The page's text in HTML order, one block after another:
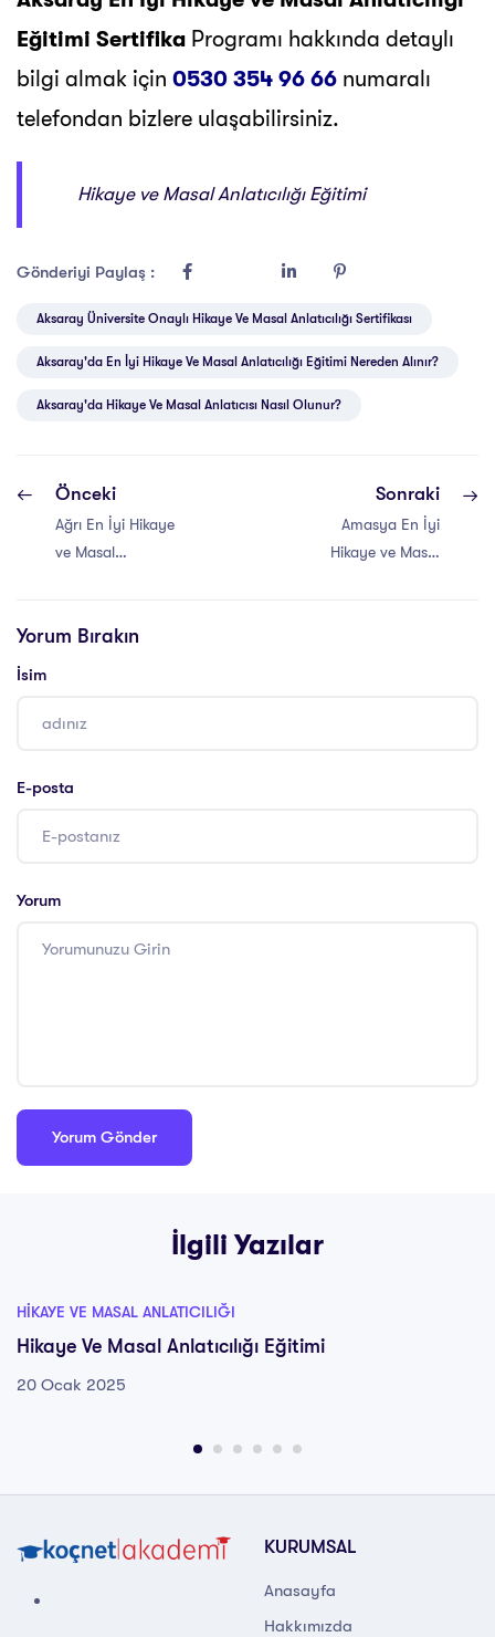
Eğitimi Sertifika Programı hakkında detaylı
bilgi almak için 0530 354 96 66 numaralı
telefondan bizlere ulaşabilirsiniz.
Hikaye ve Masal Anlatıcılığı Eğitimi
Gönderiyi Paylaş :
Aksaray Üniversite Onaylı Hikaye Ve Masal Anlatıcılığı Sertifikası
Aksaray'da En İyi Hikaye Ve Masal Anlatıcılığı Eğitimi Nereden Alınır?
Aksaray'da Hikaye Ve Masal Anlatıcısı Nasıl Olunur?
Önceki
Ağrı En İyi Hikaye
ve Masal
Sonraki
Amasya En İyi
Hikaye ve Masal
Yorum Bırakın
İsim
E-posta
Yorum
İlgili Yazılar
HIKAYE VE MASAL ANLATICILIĞI
Hikaye Ve Masal Anlatıcılığı Eğitimi
20 Ocak 2025
KURUMSAL
Anasayfa
Hakkımızda